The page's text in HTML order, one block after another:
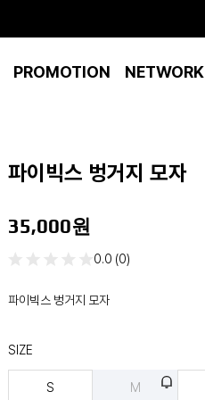
PROMOTION NETWORK
파이빅스 벙거지 모자
35,000원
0.0 (0)
파이빅스 벙거지 모자
SIZE
S M